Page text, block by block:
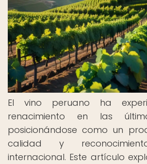
El vino peruano ha
renacimiento en las
posicionándose como un
calidad y
internacional. Este artículo